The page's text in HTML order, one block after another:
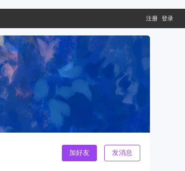
注册 登录
加好友 发消息